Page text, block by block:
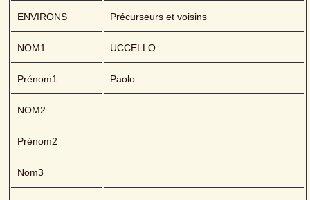
ENVIRONS Précurseurs et voisins
NOM1 UCCELLO
Prénom1 Paolo
NOM2
Prénom2
Nom3